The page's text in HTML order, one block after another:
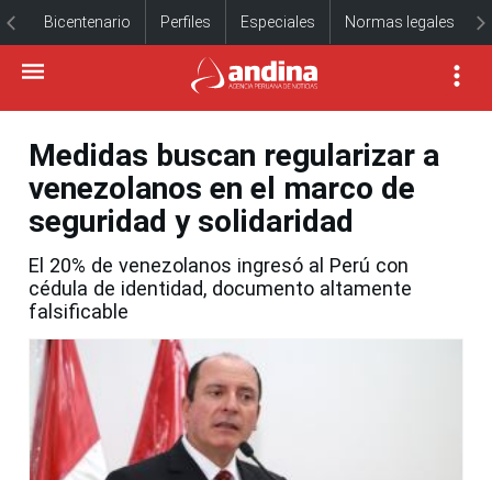
Bicentenario Perfiles Especiales Normas legales
Medidas buscan regularizar a
venezolanos en el marco de
seguridad y solidaridad
El 20% de venezolanos ingresó al Perú con
cédula de identidad, documento altamente
falsificable